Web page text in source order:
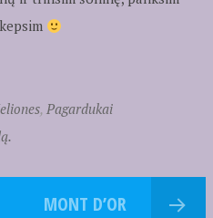
, Pagardukai
MONT D’OR